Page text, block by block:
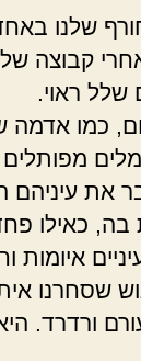
שלנו
קבוצה
שלל ראוי.
כמו
את
כאילו
שסחרנו
ורדרד.